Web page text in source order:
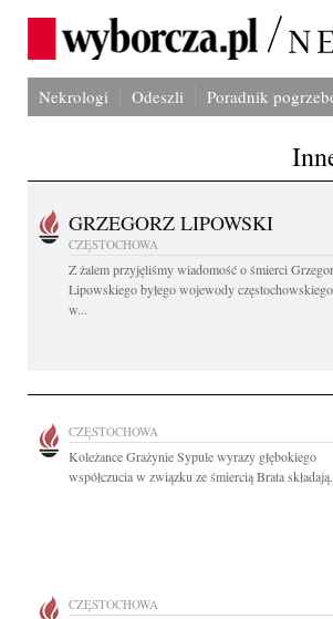
Nekrologi Odeszli Poradnik
GRZEGORZ LIPOWSKI
CZĘSTOCHOWA
Z żalem przyjęliśmy wiadomość o śmierci
Lipowskiego byłego wojewody częstochowskiego
w...
CZĘSTOCHOWA
Koleżance Grażynie Sypule wyrazy głębokiego
współczucia w związku ze śmiercią Brata
CZĘSTOCHOWA